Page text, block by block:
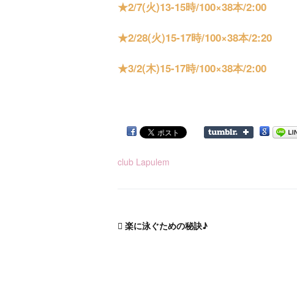
★2/7(火)13-15時/100×38本/2:00
★2/28(火)15-17時/100×38本/2:20
★3/2(木)15-17時/100×38本/2:00
club Lapulem
楽に泳ぐための秘訣♪